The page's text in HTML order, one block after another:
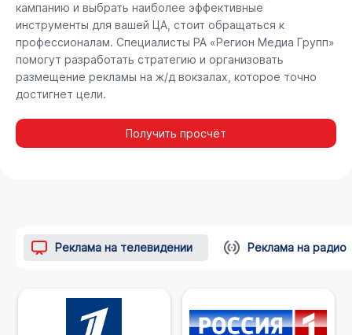
кампанию и выбрать наиболее эффективные
инструменты для вашей ЦА, стоит обращаться к
профессионалам. Специалисты РА «Регион Медиа Групп»
помогут разработать стратегию и организовать
размещение рекламы на ж/д вокзалах, которое точно
достигнет цели.
Получить просчёт
Реклама на телевидении Реклама на радио